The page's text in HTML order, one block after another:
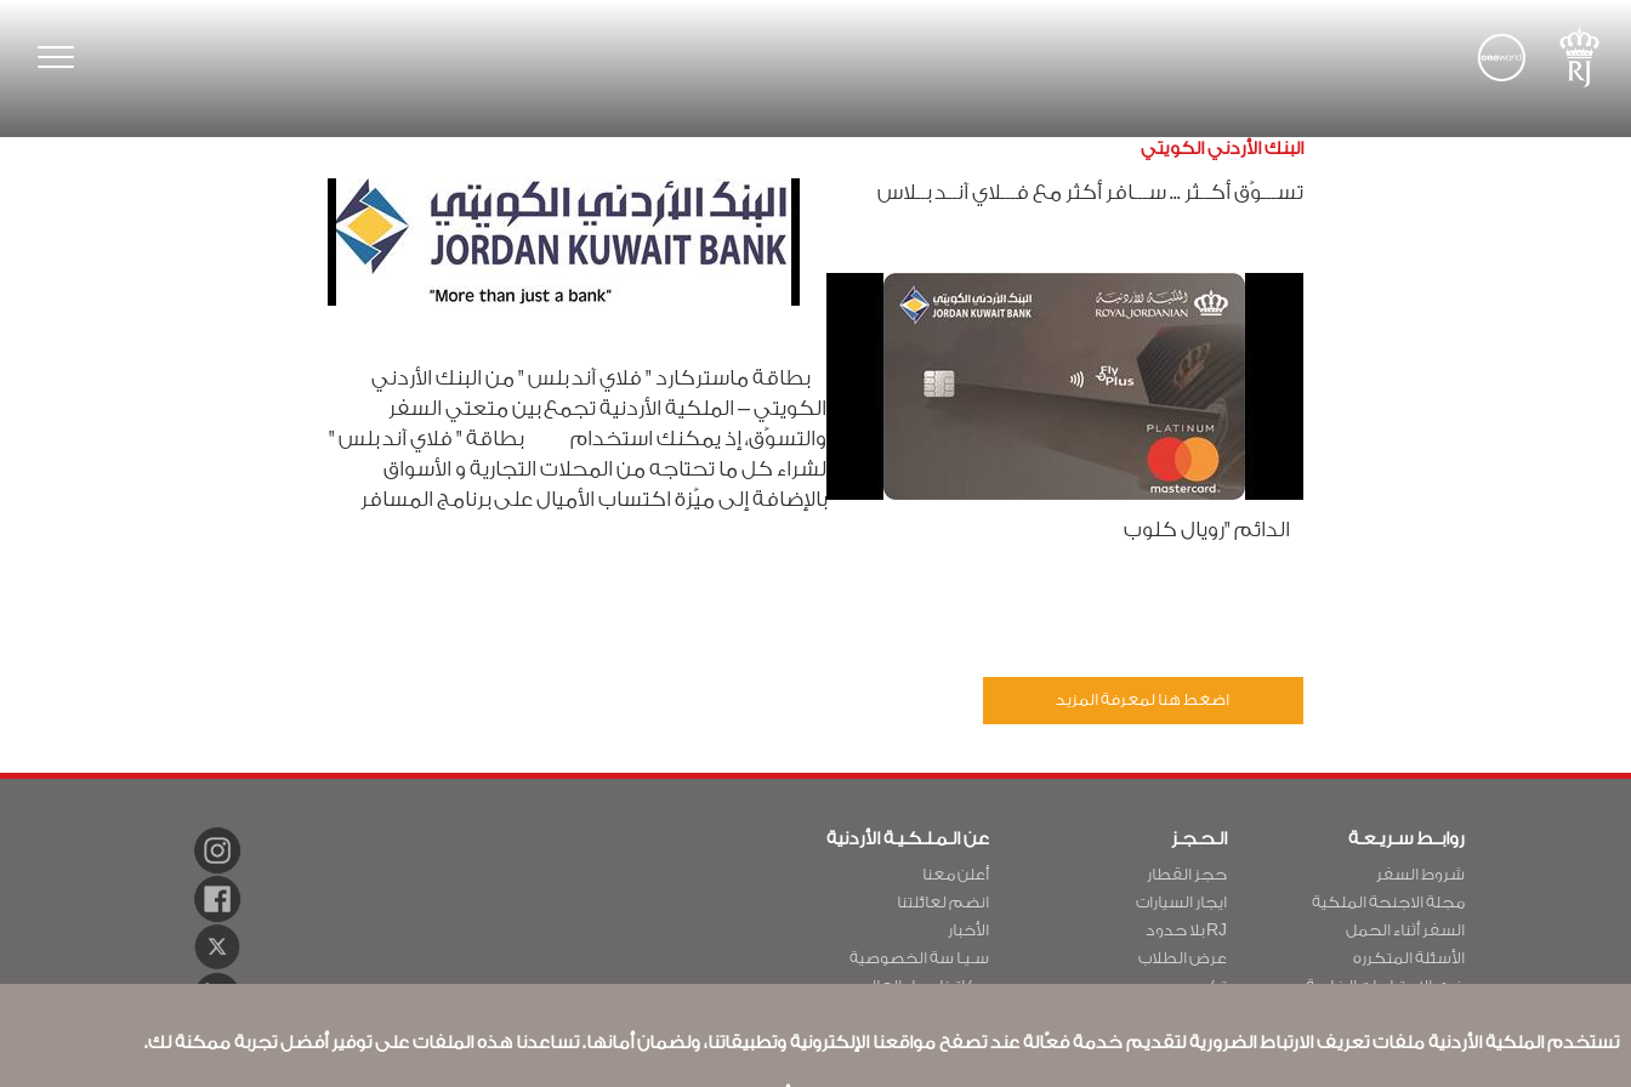
البنك الأردني الكويتي
تســـوّق أكــثر...ســـافر أكثر مع فـــلاي آنــد بــلاس
بطاقة ماستركارد "فلاي آند بلس"من البنك الأردني
الكويتي–الملكية الأردنية تجمع بين متعتي السفر
والتسوّق، إذ يمكنك استخدام بطاقة"فلاي آند بلس"
لشراء كل ما تحتاجه من المحلات التجارية و الأسواق
بالإضافة إلى ميّزة اكتساب الأميال على برنامج المسافر
الدائم"رويالكلوب
اضغط هنا لمعرفة المزيد
روابــط سـريـعـة
شروط السفر
مجلة الاجنحة الملكية
السفر أثناء الحمل
الأسئلة المتكرره
ذوي الاحتياجات الخاصة
Accessibility Plan and
الـحـجـز
حجز القطار
ايجار السيارات
RJ بلا حدود
عرض الطلاب
تكرم
عن الـمـلـكـيـة الأردنية
أعلن معنا
انضم لعائلتنا
الأخبار
سـيـا سة الخصوصية
مكاتبنا حول العالم
تستخدم الملكية الأردنية ملفات تعريف الارتباط الضرورية لتقديم خدمة فعّالة عند تصفح مواقعنا الإلكترونية وتطبيقاتنا، ولضمان أمانها. تساعدنا هذه الملفات على توفير أفضل تجربة ممكنة لك.